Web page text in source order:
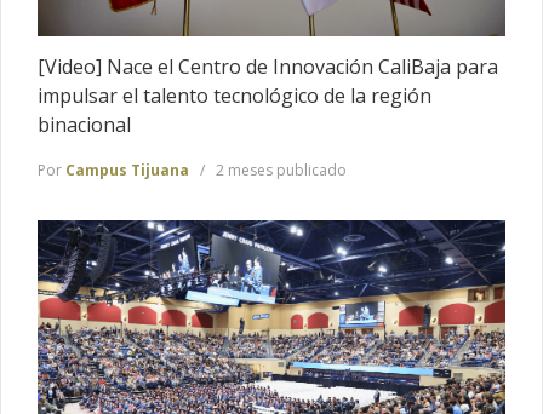
[Video] Nace el Centro de Innovación CaliBaja para
impulsar el talento tecnológico de la región
binacional
Por Campus Tijuana 2 meses publicado